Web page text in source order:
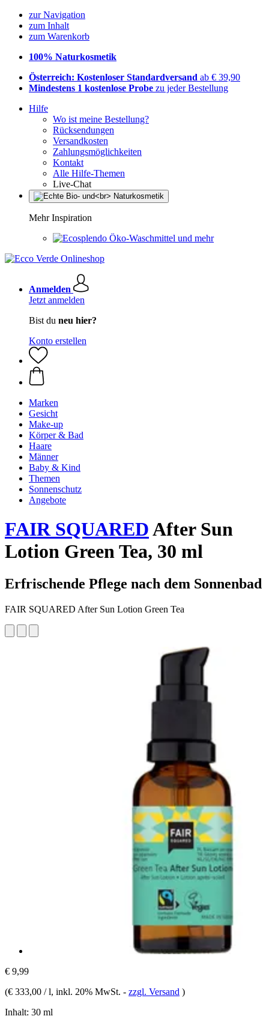
zur Navigation
zum Inhalt
zum Warenkorb
100% Naturkosmetik
Österreich: Kostenloser Standardversand ab € 39,90
Mindestens 1 kostenlose Probe zu jeder Bestellung
Hilfe
Wo ist meine Bestellung?
Rücksendungen
Versandkosten
Zahlungsmöglichkeiten
Kontakt
Alle Hilfe-Themen
Live-Chat
Mehr Inspiration
Öko-Waschmittel und mehr
Anmelden
Jetzt anmelden
Bist du neu hier?
Konto erstellen
Marken
Gesicht
Make-up
Körper & Bad
Haare
Männer
Baby & Kind
Themen
Sonnenschutz
Angebote
FAIR SQUAREDAfter Sun
Lotion Green Tea, 30 ml
Erfrischende Pflege nach dem Sonnenbad
FAIR SQUARED After Sun Lotion Green Tea
€ 9,99
(€ 333,00 / l, inkl. 20% MwSt. - zzgl. Versand )
Inhalt: 30 ml